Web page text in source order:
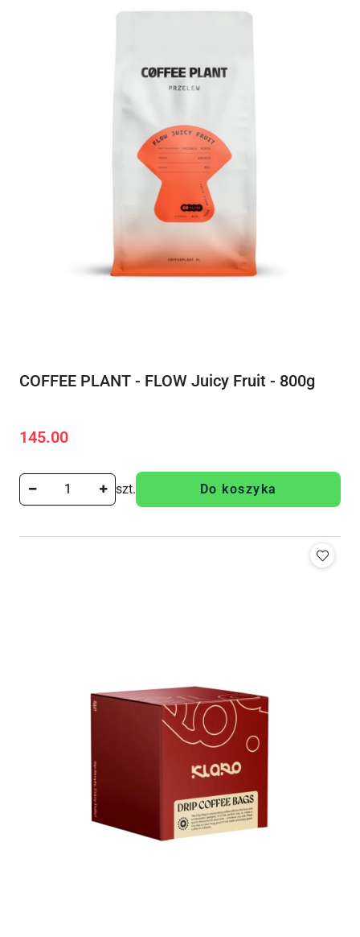
COFFEE PLANT - FLOW Juicy Fruit - 800g
Cena:
145.00
szt. Do koszyka